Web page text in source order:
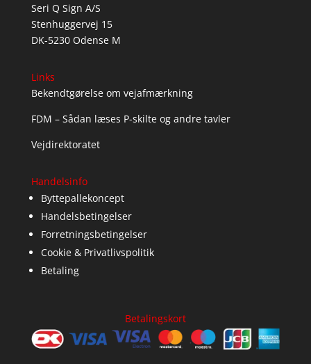
Seri Q Sign A/S
Stenhuggervej 15
DK-5230 Odense M
Links
Bekendtgørelse om vejafmærkning
FDM – Sådan læses P-skilte og andre tavler
Vejdirektoratet
Handelsinfo
Byttepallekoncept
Handelsbetingelser
Forretningsbetingelser
Cookie & Privatlivspolitik
Betaling
Betalingskort